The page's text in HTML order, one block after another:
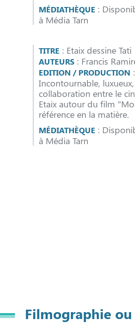
MÉDIATHÈQUE :
à Média Tarn
TITRE : Etaix dessine Tati
AUTEURS : Francis
EDITION / PRODUCTION
Incontournable,
collaboration entre le
Etaix autour du film
référence en la matière.
MÉDIATHÈQUE :
à Média Tarn
Filmographie